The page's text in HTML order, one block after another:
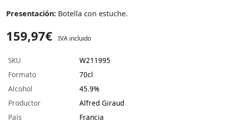
Presentación: Botella con estuche.
159,97€ IVA incluido
SKU
W211995
Formato
70cl
Alcohol
45.9%
Productor
Alfred Giraud
País
Francia